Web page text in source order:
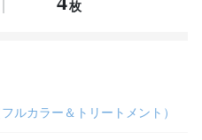
枚
ルカラー＆トリートメント）